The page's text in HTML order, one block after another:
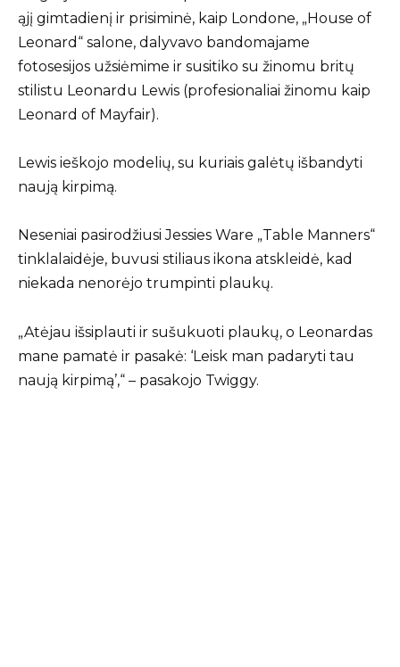
ąjį gimtadienį ir prisiminė, kaip Londone, „House of
Leonard“ salone, dalyvavo bandomajame
fotosesijos užsiėmime ir susitiko su žinomu britų
stilistu Leonardu Lewis (profesionaliai žinomu kaip
Leonard of Mayfair).
Lewis ieškojo modelių, su kuriais galėtų išbandyti
naują kirpimą.
Neseniai pasirodžiusi Jessies Ware „Table Manners“
tinklalaidėje, buvusi stiliaus ikona atskleidė, kad
niekada nenorėjo trumpinti plaukų.
„Atėjau išsiplauti ir sušukuoti plaukų, o Leonardas
mane pamatė ir pasakė: ‘Leisk man padaryti tau
naują kirpimą’,“ – pasakojo Twiggy.